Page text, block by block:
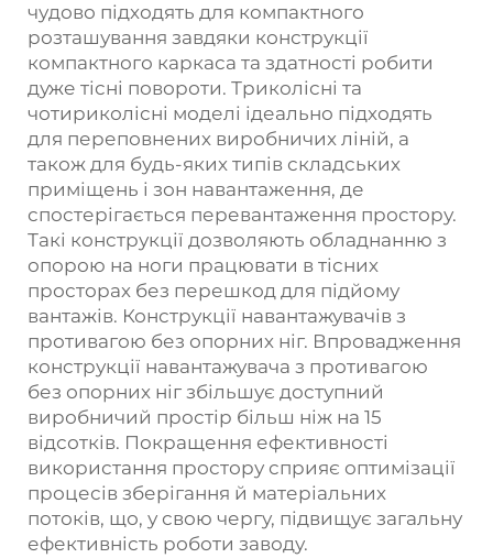
чудово підходять для компактного
розташування завдяки конструкції
компактного каркаса та здатності робити
дуже тісні повороти. Триколісні та
чотириколісні моделі ідеально підходять
для переповнених виробничих ліній, а
також для будь-яких типів складських
приміщень і зон навантаження, де
спостерігається перевантаження простору.
Такі конструкції дозволяють обладнанню з
опорою на ноги працювати в тісних
просторах без перешкод для підйому
вантажів. Конструкції навантажувачів з
противагою без опорних ніг. Впровадження
конструкції навантажувача з противагою
без опорних ніг збільшує доступний
виробничий простір більш ніж на 15
відсотків. Покращення ефективності
використання простору сприяє оптимізації
процесів зберігання й матеріальних
потоків, що, у свою чергу, підвищує загальну
ефективність роботи заводу.